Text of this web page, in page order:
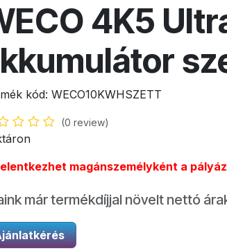
4K5
kód: WECO10KWHSZETT
(0 review)
magánszemélyként a
már termékdíjjal növelt nettó